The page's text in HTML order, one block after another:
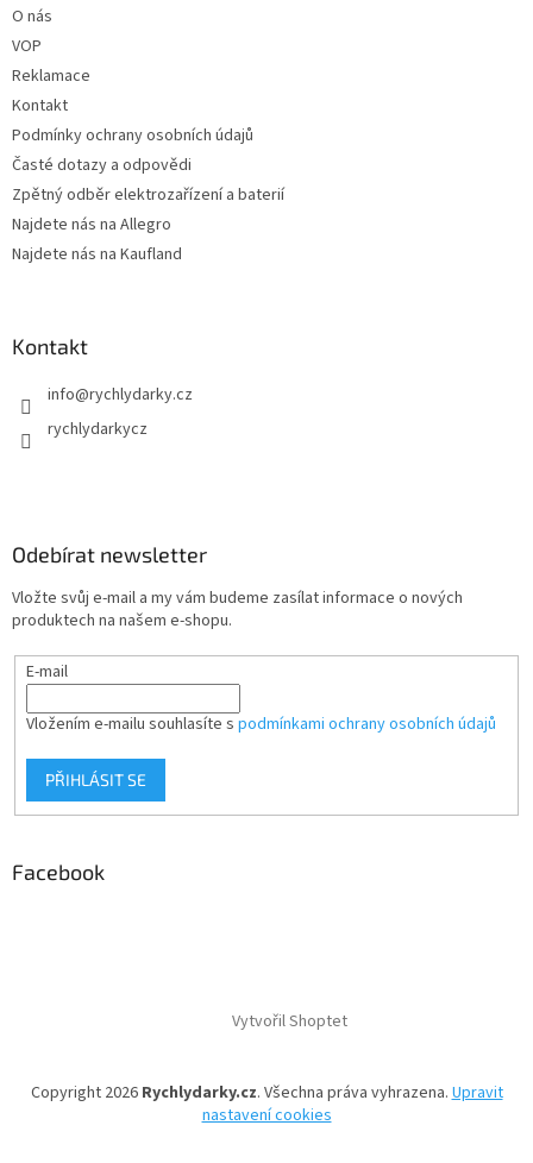
O nás
VOP
Reklamace
Kontakt
Podmínky ochrany osobních údajů
Časté dotazy a odpovědi
Zpětný odběr elektrozařízení a baterií
Najdete nás na Allegro
Najdete nás na Kaufland
Kontakt
info@rychlydarky.cz
rychlydarkycz
Odebírat newsletter
Vložte svůj e-mail a my vám budeme zasílat informace o nových
produktech na našem e-shopu.
E-mail
Vložením e-mailu souhlasíte s podmínkami ochrany osobních údajů
PŘIHLÁSIT SE
Facebook
Vytvořil Shoptet
Copyright 2026 Rychlydarky.cz. Všechna práva vyhrazena. Upravit
nastavení cookies